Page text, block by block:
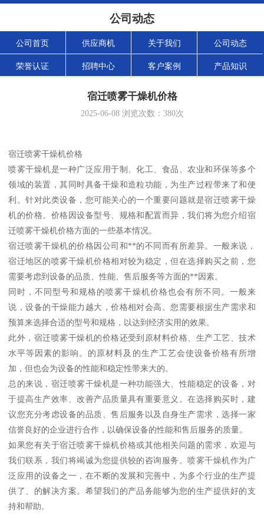
公司动态
公司首页 供应商机 关于我们 公司动态
荣誉认证 招聘中心 客户案例 产品知识
宿迁喷雾干燥机价格
2025-06-08浏览次数： 380次
宿迁喷雾干燥机价格
喷雾干燥机是一种广泛应用于制、化工、食品、农业和环保等多个
领域的装置，其同时具备干燥和造粒功能，为生产过程带来了和便
利。针对此类设备，您可能关心的一个重要问题就是宿迁喷雾干燥
机的价格。价格因设备型号、规格和配置而异，我们将为您介绍宿
迁喷雾干燥机价格方面的一些基本情况。
宿迁喷雾干燥机的价格因公司和**的不同而有所差异。一般来说，
宿迁地区的喷雾干燥机价格相对较为稳定，但在选择购买之前，您
需要考虑到设备的品质、性能、售后服务等方面的**因素。
同时，不同型号和规格的喷雾干燥机价格也会有所不同。一般来
说，设备的干燥能力越大，价格相对会高。您需要根据生产需求和
预算来选择合适的型号和规格，以达到经济实用的效果。
此外，宿迁喷雾干燥机的价格还受到原材料价格、生产工艺、技术
水平等因素的影响。的原材料及的生产工艺会使设备价格有所增
加，但也会为设备的性能和稳定性带来大的。
总的来说，宿迁喷雾干燥机是一种功能强大、性能稳定的设备，对
于提高生产效率、改善产品质量具有重要意义。在选择购买时，建
议您充分考虑设备的品质、售后服务以及自身生产需求，选择一家
信誉良好的企业进行合作，以确保设备的性能和售后服务的质量。
如果您有关于宿迁喷雾干燥机价格或其他相关问题的需求，欢迎与
我们联系，我们将竭诚为您提供较的咨询服务。喷雾干燥机作为广
泛应用的设备之一，在不断的发展和完善中，为多个行业的生产提
供了、的解决方案。希望我们的产品务能够为您的生产提供好的支
持和帮助。